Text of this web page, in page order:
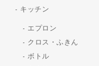
キッチン
エプロン
クロス・ふきん
ボトル